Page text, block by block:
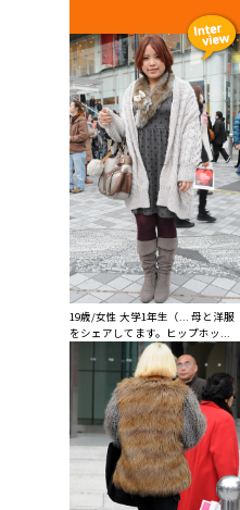
19歳/女性 大学1年生（... 母と洋服
をシェアしてます。ヒップホッ...